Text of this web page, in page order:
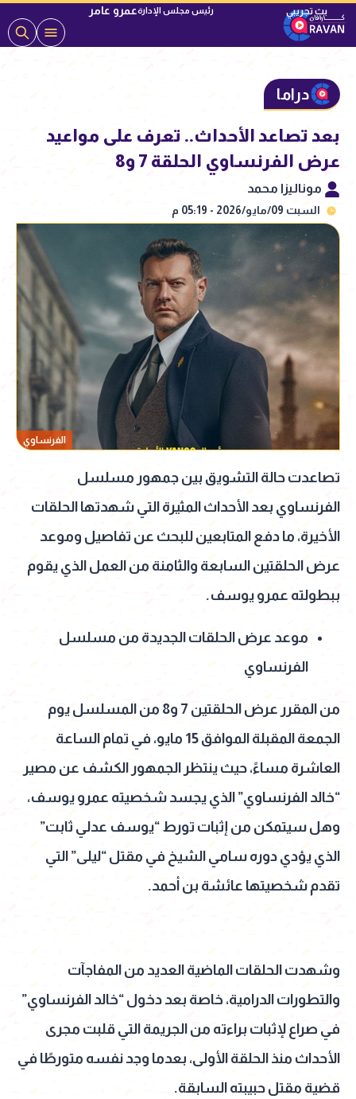
رئيس مجلس الإدارةعمرو عامر
دراما
بعد تصاعد الأحداث.. تعرف على مواعيد
عرض الفرنساوي الحلقة 7 و8
موناليزا محمد
السبت 09/مايو/2026 - 05:19 م
الفرنساوي
تصاعدت حالة التشويق بين جمهور مسلسل
الفرنساوي بعد الأحداث المثيرة التي شهدتها الحلقات
الأخيرة، ما دفع المتابعين للبحث عن تفاصيل وموعد
عرض الحلقتين السابعة والثامنة من العمل الذي يقوم
ببطولته عمرو يوسف.
موعد عرض الحلقات الجديدة من مسلسل
الفرنساوي
من المقرر عرض الحلقتين 7 و8 من المسلسل يوم
الجمعة المقبلة الموافق 15 مايو، في تمام الساعة
العاشرة مساءً، حيث ينتظر الجمهور الكشف عن مصير
“خالد الفرنساوي” الذي يجسد شخصيته عمرو يوسف،
وهل سيتمكن من إثبات تورط “يوسف عدلي ثابت”
الذي يؤدي دوره سامي الشيخ في مقتل “ليلى” التي
تقدم شخصيتها عائشة بن أحمد.
وشهدت الحلقات الماضية العديد من المفاجآت
والتطورات الدرامية، خاصة بعد دخول “خالد الفرنساوي”
في صراع لإثبات براءته من الجريمة التي قلبت مجرى
الأحداث منذ الحلقة الأولى، بعدما وجد نفسه متورطًا في
قضية مقتل حبيبته السابقة.